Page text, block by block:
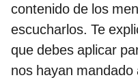
contenido de los
escucharlos. Te
que debes aplicar
nos hayan mandado